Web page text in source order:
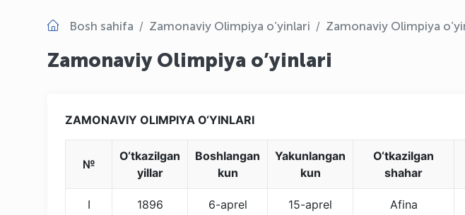
Bosh sahifa Zamonaviy Olimpiya o’yinlari Zamonaviy Olimpiya
Zamonaviy Olimpiya o’yinlari
ZAMONAVIY OLIMPIYA O‘YINLARI
№
O‘tkazilgan
yillar
Boshlangan
kun
Yakunlangan
kun
O‘tkazilgan
shahar
I 1896 6-aprel 15-aprel Afina